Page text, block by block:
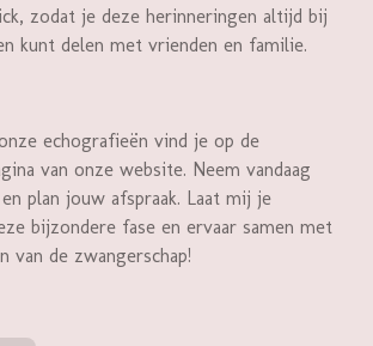
zodat je deze herinneringen altijd bij
kunt delen met vrienden en familie.
echografieën vind je op de
van onze website. Neem vandaag
plan jouw afspraak. Laat mij je
bijzondere fase en ervaar samen met
van de zwangerschap!